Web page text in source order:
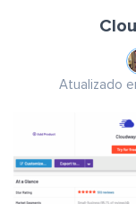
Atualizado